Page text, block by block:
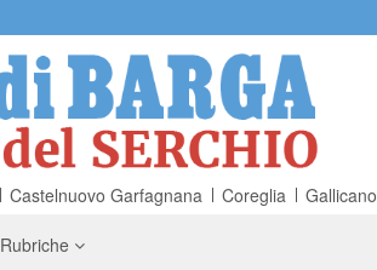
Castelnuovo Garfagnana Coreglia Gallicano
Rubriche